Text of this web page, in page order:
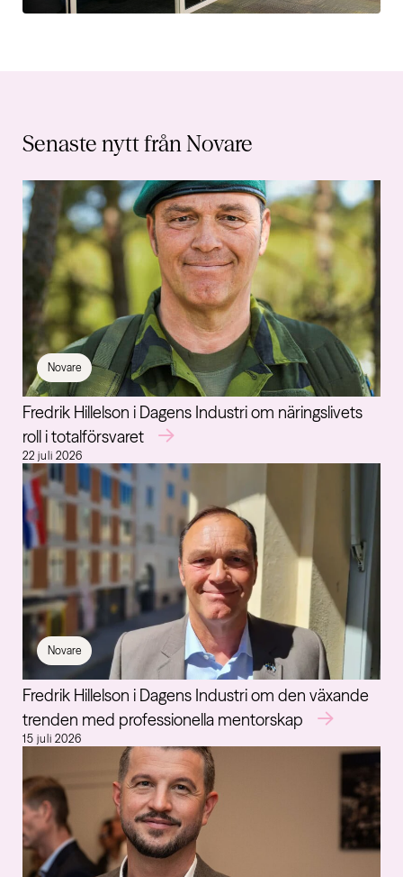
Senaste nyttfrån Novare
Novare
Fredrik Hillelson i Dagens Industri om näringslivets
roll i totalförsvaret
22 juli 2026
Novare
Fredrik Hillelson i Dagens Industri om den växande
trenden med professionella mentorskap
15 juli 2026